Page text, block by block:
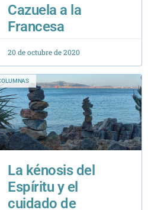
20 de octubre de 2020
La kénosis del
Espíritu y el
cuidado de
nuestra Casa
Común